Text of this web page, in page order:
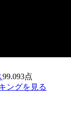
99.093点
ングを見る